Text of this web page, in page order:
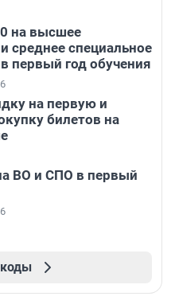
на высшее
среднее специальное
первый год обучения
на первую и
билетов на
ВО и СПО в первый